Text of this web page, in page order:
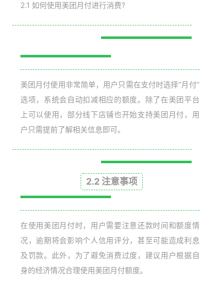
2.1 如何使用美团月付进行消费?
美团月付使用非常简单，用户只需在支付时选择“月付”
选项，系统会自动扣减相应的额度。除了在美团平台
上可以使用，部分线下店铺也开始支持美团月付，用
户只需提前了解相关信息即可。
2.2 注意事项
在使用美团月付时，用户需要注意还款时间和额度情
况，逾期将会影响个人信用评分，甚至可能造成利息
及罚款。此外，为了避免消费过度，建议用户根据自
身的经济情况合理使用美团月付额度。